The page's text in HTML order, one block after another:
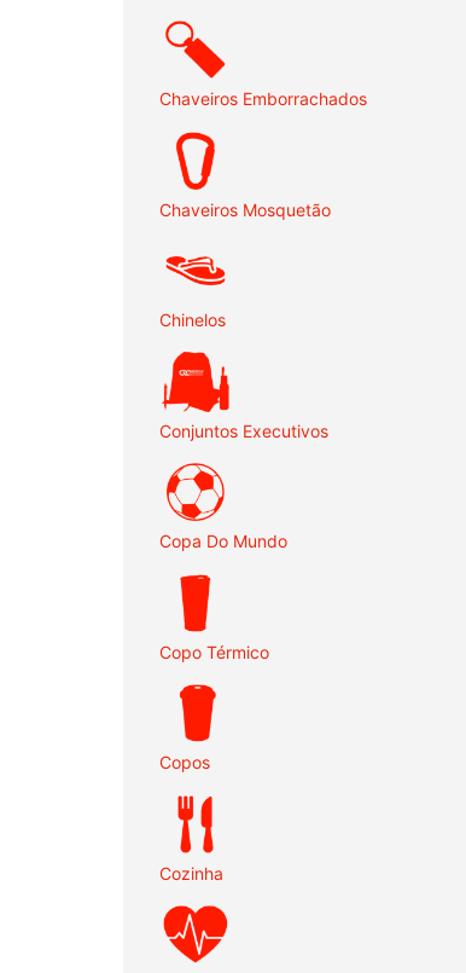
Chaveiros Emborrachados
Chaveiros Mosquetão
Chinelos
Conjuntos Executivos
Copa Do Mundo
Copo Térmico
Copos
Cozinha